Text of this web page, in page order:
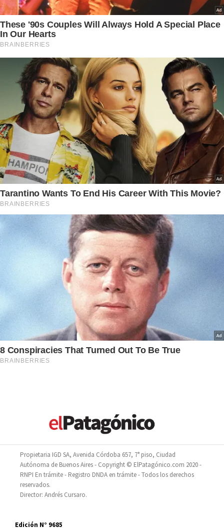
Propietaria IGD SA, Avenida Córdoba 657, 7° piso, Ciudad
Autónoma de Buenos Aires - Copyright © ElPatagónico.com 2020 -
RNPI En trámite - Registro DNDA en trámite - Todos los derechos
reservados.
Director: Andrés Cursaro.
Edición N° 9685